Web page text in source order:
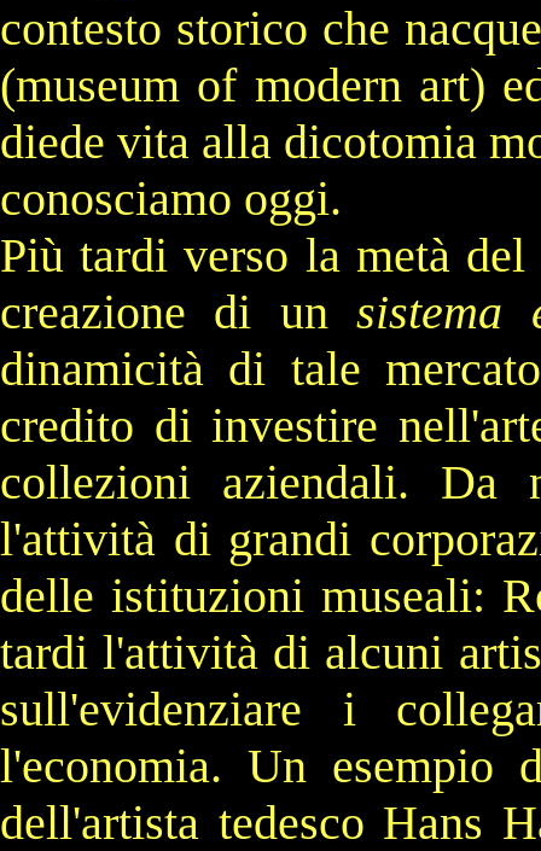
contesto storico che
(museum of modern art)
diede vita alla dicotomia
conosciamo oggi.
Più tardi verso la metà
creazione di unsistema
dinamicità di tale
credito di investire
collezioni aziendali. Da
l'attività di grandi
delle istituzioni museali:
tardi l'attività di alcuni
sull'evidenziare i
l'economia. Un
dell'artista tedesco Hans